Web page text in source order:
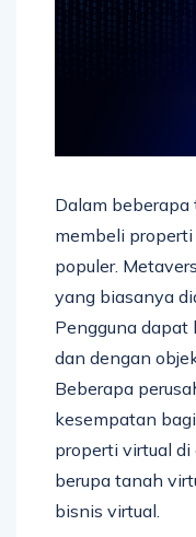
Dalam
membeli properti
populer.
yang biasanya
Pengguna dapat
dan dengan
Beberapa
kesempatan
properti virtual di
berupa tanah
bisnis virtual.